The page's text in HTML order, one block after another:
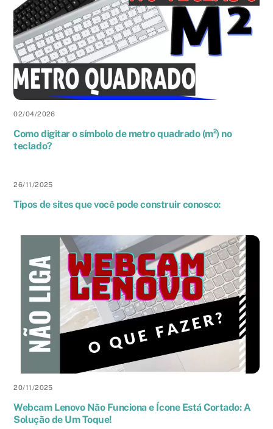
02/04/2026
Como digitar o símbolo de metro quadrado (m²) no
teclado?
26/11 /2025
Tipos de sites que você pode construir conosco:
20/11/2025
Webcam Lenovo Não Funciona e Ícone Está Cortado: A
Solução de Um Toque!